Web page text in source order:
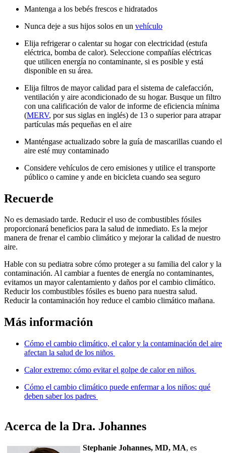
Mantenga a los bebés frescos e hidratados
Nunca deje a sus hijos solos en un vehículo
Elija refrigerar o calentar su hogar con electricidad (estufa
eléctrica, bomba de calor). Seleccione compañías eléctricas
que utilicen energía no contaminante, si es posible y está
disponible en su área.
Elija filtros de mayor calidad para el sistema de calefacción,
ventilación y aire acondicionado de su hogar. Busque un filtro
con una calificación de valor de informe de eficiencia mínima
(MERV, por sus siglas en inglés) de 13 o superior para atrapar
partículas más pequeñas en el aire
Manténgase actualizado sobre la guía de mascarillas cuando el
aire esté muy contaminado
Considere vehículos de cero emisiones y utilice el transporte
público o camine y ande en bicicleta cuando sea seguro
Recuerde
No es demasiado tarde. Reducir el uso de combustibles fósiles
proporcionará beneficios para la salud de inmediato. Es la mejor
manera de frenar el cambio climático y mejorar la calidad de nuestro
aire.
Hable con su pediatra sobre cómo proteger a su familia del calor y la
contaminación. Al cambiar a fuentes de energía no contaminantes,
evitamos un mayor calentamiento y daños por el cambio climático.
Reducir los combustibles fósiles es bueno para nuestra salud.
Reducir la contaminación hoy reduce el cambio climático mañana.
Más información
Cómo el cambio climático, el calor y la contaminación del aire
afectan la salud de los niños
Calor extremo: cómo evitar el golpe de calor en niños
Cómo el cambio climático puede enfermar a los niños: qué
deben saber los padres
Acerca de la Dra. Johannes
Stephanie Johannes, MD, MA, es